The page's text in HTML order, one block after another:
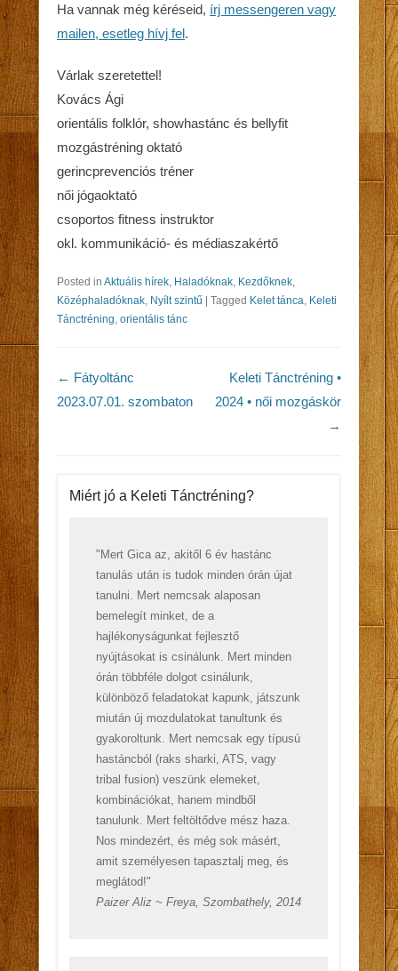
Ha vannak még kéréseid, írj messengeren vagy
mailen, esetleg hívj fel.
Várlak szeretettel!
Kovács Ági
orientális folklór, showhastánc és bellyfit
mozgástréning oktató
gerincprevenciós tréner
női jógaoktató
csoportos fitness instruktor
okl. kommunikáció- és médiaszakértő
Posted in Aktuális hírek, Haladóknak, Kezdőknek,
Középhaladóknak, Nyílt szintű Tagged Kelet tánca, Keleti
Tánctréning, orientális tánc
Post navigation
← Fátyoltánc
2023.07.01. szombaton
Keleti Tánctréning •
2024 • női mozgáskör
→
Miért jó a Keleti Tánctréning?
"Mert Gica az, akitől 6 év hastánc
tanulás után is tudok minden órán újat
tanulni. Mert nemcsak alaposan
bemelegít minket, de a
hajlékonyságunkat fejlesztő
nyújtásokat is csinálunk. Mert minden
órán többféle dolgot csinálunk,
különböző feladatokat kapunk, játszunk
miután új mozdulatokat tanultunk és
gyakoroltunk. Mert nemcsak egy típusú
hastáncból (raks sharki, ATS, vagy
tribal fusion) veszünk elemeket,
kombinációkat, hanem mindből
tanulunk. Mert feltöltődve mész haza.
Nos mindezért, és még sok másért,
amit személyesen tapasztalj meg, és
meglátod!"
Paizer Aliz ~ Freya, Szombathely, 2014